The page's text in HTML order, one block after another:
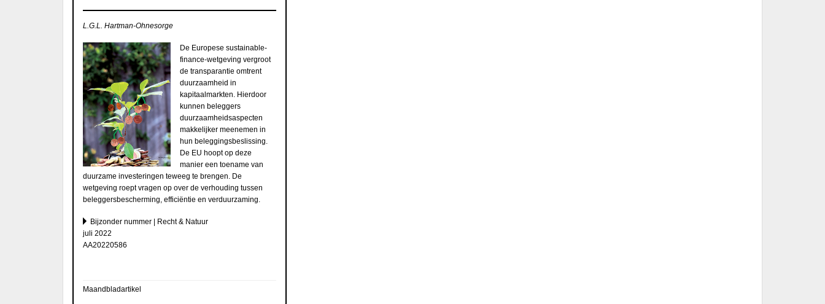
L.G.L. Hartman-Ohnesorge
De Europese sustainable-
finance-wetgeving vergroot
de transparantie omtrent
duurzaamheid in
kapitaalmarkten. Hierdoor
kunnen beleggers
duurzaamheidsaspecten
makkelijker meenemen in
hun beleggingsbeslissing.
De EU hoopt op deze
manier een toename van
duurzame investeringen teweeg te brengen. De
wetgeving roept vragen op over de verhouding tussen
beleggersbescherming, efficiëntie en verduurzaming.
Bijzonder nummer | Recht & Natuur
juli 2022
AA20220586
Maandbladartikel